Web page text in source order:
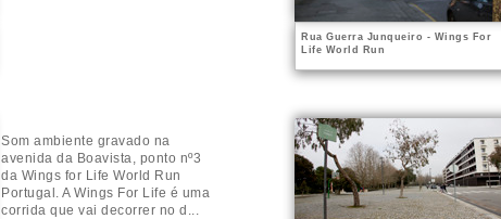
Rua Guerra Junqueiro - Wings For
Life World Run
Som ambiente gravado na
avenida da Boavista, ponto nº3
da Wings for Life World Run
Portugal. A Wings For Life é uma
corrida que vai decorrer no d...